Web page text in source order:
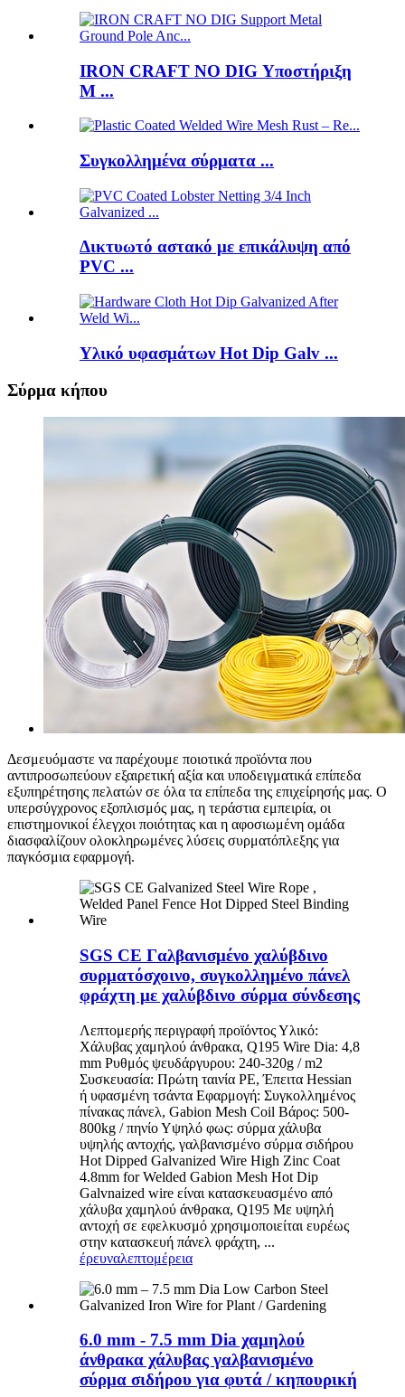
IRON CRAFT NO DIG Υποστήριξη
M ...
Συγκολλημένα σύρματα ...
Δικτυωτό αστακό με επικάλυψη από
PVC ...
Υλικό υφασμάτων Hot Dip Galv ...
Σύρμα κήπου
Δεσμευόμαστε να παρέχουμε ποιοτικά προϊόντα που
αντιπροσωπεύουν εξαιρετική αξία και υποδειγματικά επίπεδα
εξυπηρέτησης πελατών σε όλα τα επίπεδα της επιχείρησής μας. Ο
υπερσύγχρονος εξοπλισμός μας, η τεράστια εμπειρία, οι
επιστημονικοί έλεγχοι ποιότητας και η αφοσιωμένη ομάδα
διασφαλίζουν ολοκληρωμένες λύσεις συρματόπλεξης για
παγκόσμια εφαρμογή.
SGS CE Γαλβανισμένο χαλύβδινο
συρματόσχοινο, συγκολλημένο πάνελ
φράχτη με χαλύβδινο σύρμα σύνδεσης
Λεπτομερής περιγραφή προϊόντος Υλικό:
Χάλυβας χαμηλού άνθρακα, Q195 Wire Dia: 4,8
mm Ρυθμός ψευδάργυρου: 240-320g / m2
Συσκευασία: Πρώτη ταινία PE, Έπειτα Hessian
ή υφασμένη τσάντα Εφαρμογή: Συγκολλημένος
πίνακας πάνελ, Gabion Mesh Coil Βάρος: 500-
800kg / πηνίο Υψηλό φως: σύρμα χάλυβα
υψηλής αντοχής, γαλβανισμένο σύρμα σιδήρου
Hot Dipped Galvanized Wire High Zinc Coat
4.8mm for Welded Gabion Mesh Hot Dip
Galvnaized wire είναι κατασκευασμένο από
χάλυβα χαμηλού άνθρακα, Q195 Με υψηλή
αντοχή σε εφελκυσμό χρησιμοποιείται ευρέως
στην κατασκευή πάνελ φράχτη, ...
έρευναλεπτομέρεια
6.0 mm - 7.5 mm Dia χαμηλού
άνθρακα χάλυβας γαλβανισμένο
σύρμα σιδήρου για φυτά / κηπουρική